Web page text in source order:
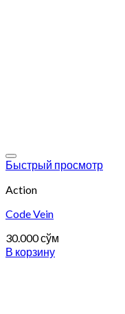
Быстрый просмотр
Action
Code Vein
30.000сўм
В корзину